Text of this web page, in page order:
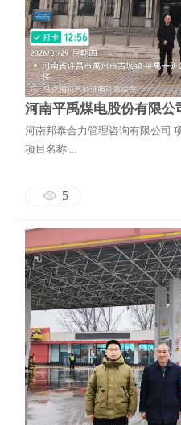
河南平禹煤电股份有限
河南邦泰合力管理咨询有限公司
项目名称 ...
5